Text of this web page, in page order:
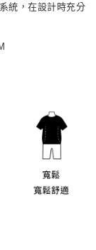
統，在設計時充分